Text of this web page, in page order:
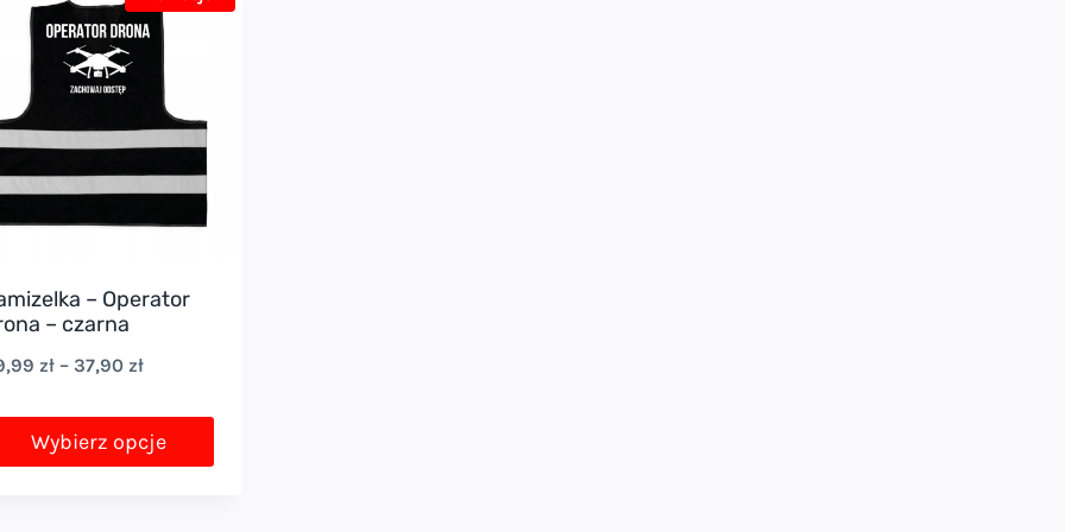
– Operator
– czarna
zł – 37,90 złZakres
od
Wybierz opcje